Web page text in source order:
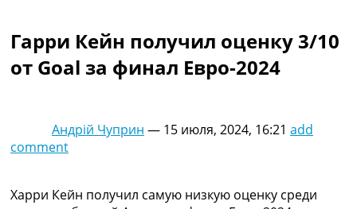
Турниры
Чемпионат Мира
Украина. Премьер-Лига
Украина. Первая Лига
Испания. Ла Лига
Таблицы групп Чемпионата Мира
Гарри Кейн получил оценку 3/10
от Goal за финал Евро-2024
Андрій Чуприн — 15 июля, 2024, 16:21 add
comment
Харри Кейн получил самую низкую оценку среди